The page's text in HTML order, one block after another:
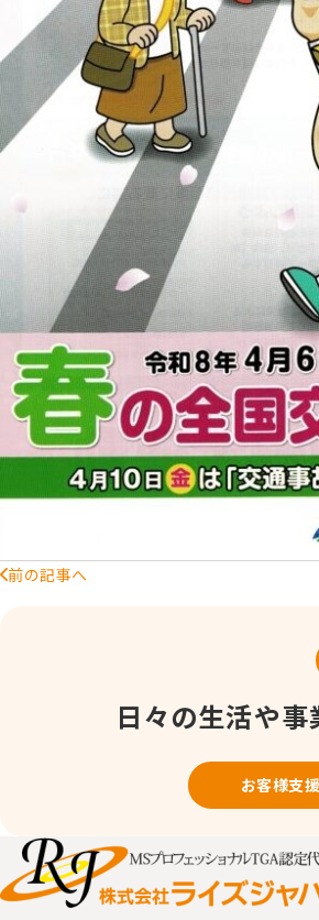
前の記事へ
日々の生活や事
お客様支